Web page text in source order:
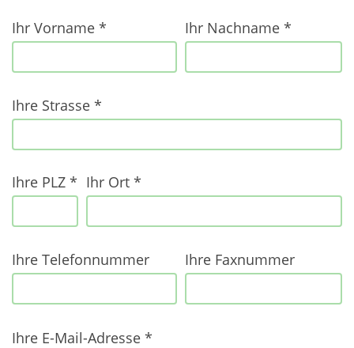
email
Ihr Vorname * Ihr Nachname *
Ihre Strasse *
Ihre PLZ * Ihr Ort *
Ihre Telefonnummer Ihre Faxnummer
Ihre E-Mail-Adresse *